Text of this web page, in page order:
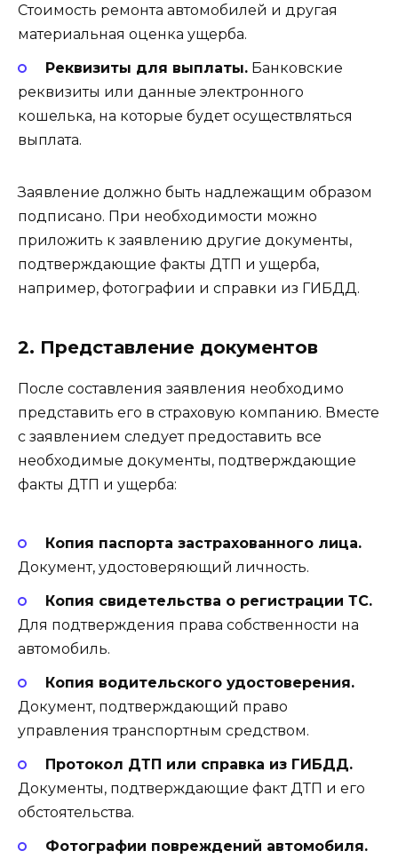
Стоимость ремонта автомобилей и другая
материальная оценка ущерба.
Реквизиты для выплаты.Банковские
реквизиты или данные электронного
кошелька, на которые будет осуществляться
выплата.
Заявление должно быть надлежащим образом
подписано. При необходимости можно
приложить к заявлению другие документы,
подтверждающие факты ДТП и ущерба,
например, фотографии и справки из ГИБДД.
2. Представление документов
После составления заявления необходимо
представить его в страховую компанию. Вместе
с заявлением следует предоставить все
необходимые документы, подтверждающие
факты ДТП и ущерба:
Копия паспорта застрахованного лица.
Документ, удостоверяющий личность.
Копия свидетельства о регистрации ТС.
Для подтверждения права собственности на
автомобиль.
Копия водительского удостоверения.
Документ, подтверждающий право
управления транспортным средством.
Протокол ДТП или справка из ГИБДД.
Документы, подтверждающие факт ДТП и его
обстоятельства.
Фотографии повреждений автомобиля.